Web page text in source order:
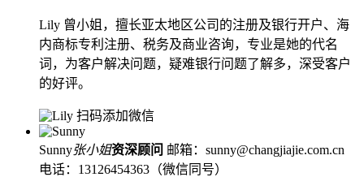
Lily 曾小姐，擅长亚太地区公司的注册及银行开户、海
内商标专利注册、税务及商业咨询，专业是她的代名
词，为客户解决问题，疑难银行问题了解多，深受客户
的好评。
扫码添加微信
Sunny张小姐资深顾问 邮箱：sunny@changjiajie.com.cn
电话：13126454363（微信同号）